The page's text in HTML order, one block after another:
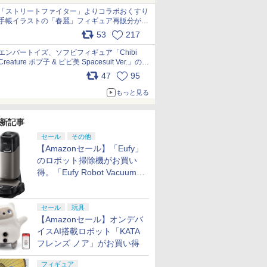
ストリートファイター」よりコラボおくすり
帳イラストの「春麗」フィギュア再販分が本
日出荷開始 pic.x.com/toUc1MHr41
53 217
ンバートイズ、ソフビフィギュア「Chibi
ポプ子 & ピピ美 Spacesuit Ver.」の発
売中止を発表 pic.x.com/Ri45iFeYjn
47 95
もっと見る
記事
セール その他
【Amazonセール】「Eufy」
のロボット掃除機がお買い
得。「Eufy Robot Vacuum
セール 玩具
【Amazonセール】オンデバ
イスAI搭載ロボット「KATA
フレンズ ノア」がお買い得
フィギュア